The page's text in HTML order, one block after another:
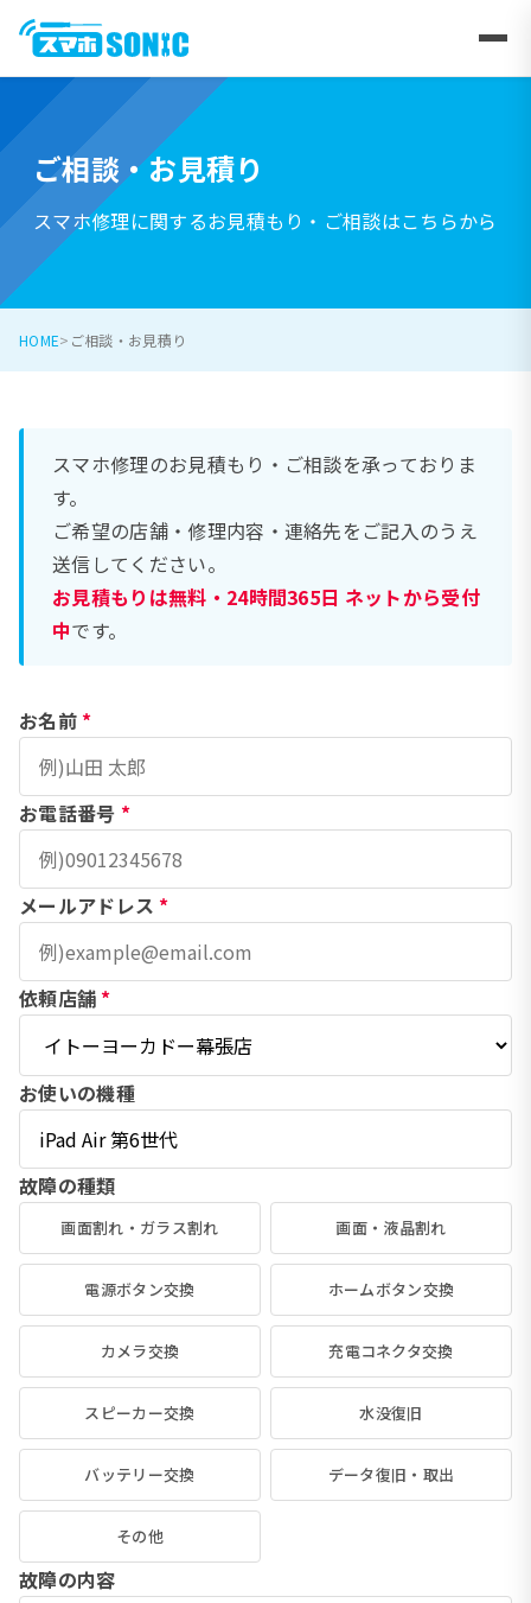
ご相談・お見積り
スマホ修理に関するお見積もり・ご相談はこちらから
HOME ご相談・お見積り
スマホ修理のお見積もり・ご相談を承っておりま
す。
ご希望の店舗・修理内容・連絡先をご記入のうえ
送信してください。
お見積もりは無料・24時間365日 ネットから受付
中です。
お名前 *
お電話番号 *
メールアドレス *
依頼店舗 *
お使いの機種
故障の種類
画面割れ・ガラス割れ 画面・液晶割れ
電源ボタン交換 ホームボタン交換
カメラ交換 充電コネクタ交換
スピーカー交換 水没復旧
バッテリー交換 データ復旧・取出
その他
故障の内容